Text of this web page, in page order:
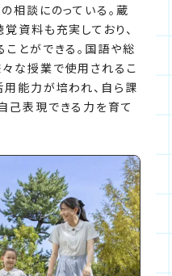
相談にのっている。蔵
資料も充実しており、
とができる。国語や総
な授業で使用されるこ
用能力が培われ、自ら課
己表現できる力を育て